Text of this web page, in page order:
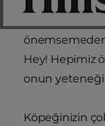
Diğer yandan,
Hey! Hepimiz
onun yeteneği
Köpeğinizin